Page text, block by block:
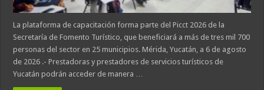
La plataforma de capacitación forma parte del Picct 2026 de la
Secretaría de Fomento Turístico, que beneficiará a más de tres mil 700
personas del sector en 25 municipios. Mérida, Yucatán, a 6 de agosto
de 2026 .- Prestadoras y prestadores de servicios turísticos de
Yucatán podrán acceder de manera …